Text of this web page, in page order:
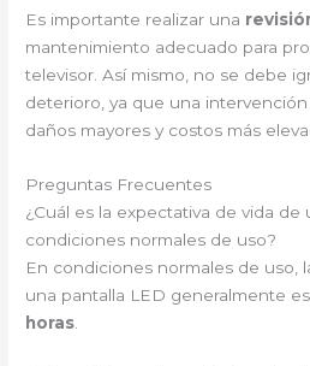
Es importante realizar una
mantenimiento adecuado para
televisor. Así mismo, no se debe
deterioro, ya que una
daños mayores y costos más
Preguntas Frecuentes
¿Cuál es la expectativa de vida de
condiciones normales de uso?
En condiciones normales de uso,
una pantalla LED generalmente
horas.